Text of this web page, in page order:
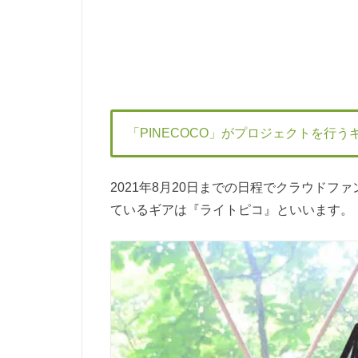
「PINECOCO」がプロジェクトを行う
2021年8月20日までの日程でクラウドフ
ているギアは『ライトピコ』といいます。